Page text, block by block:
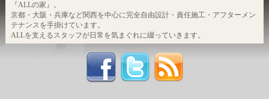
『ALLの家』。
京都・大阪・兵庫など関西を中心に完全自由設計・責任施工・アフターメン
テナンスを手掛けています。
ALLを支えるスタッフが日常を気まぐれに綴っていきます。